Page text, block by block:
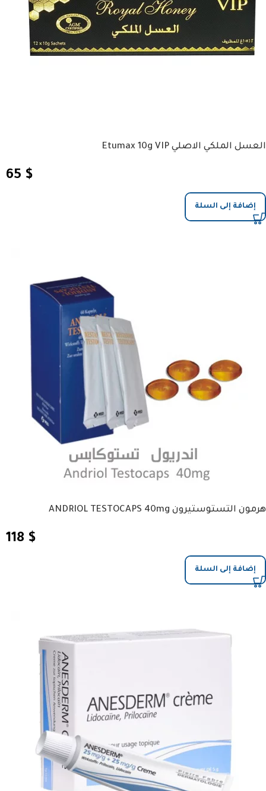
العسل الملكي الاصلي Etumax 10g VIP
65 $
إضافة إلى السلة
هرمون التستوستيرون ANDRIOL TESTOCAPS 40mg
118 $
إضافة إلى السلة